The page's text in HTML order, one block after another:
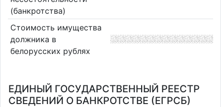
(банкротства)
Стоимость имущества
должника в
белорусских рублях
ЕДИНЫЙ ГОСУДАРСТВЕННЫЙ РЕЕСТР
СВЕДЕНИЙ О БАНКРОТСТВЕ (ЕГРСБ)